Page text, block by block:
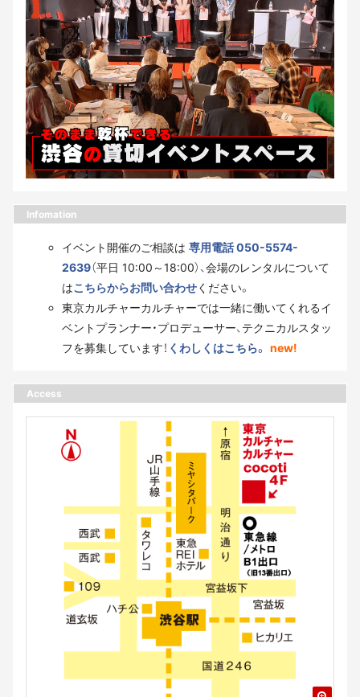
Infomation
イベント開催のご相談は 専用電話 050-5574-
2639（平日 10:00～18:00）、会場のレンタルについて
はこちらからお問い合わせください。
東京カルチャーカルチャーでは一緒に働いてくれるイ
ベントプランナー・プロデューサー、テクニカルスタッ
フを募集しています！ くわしくはこちら。 new!
Access